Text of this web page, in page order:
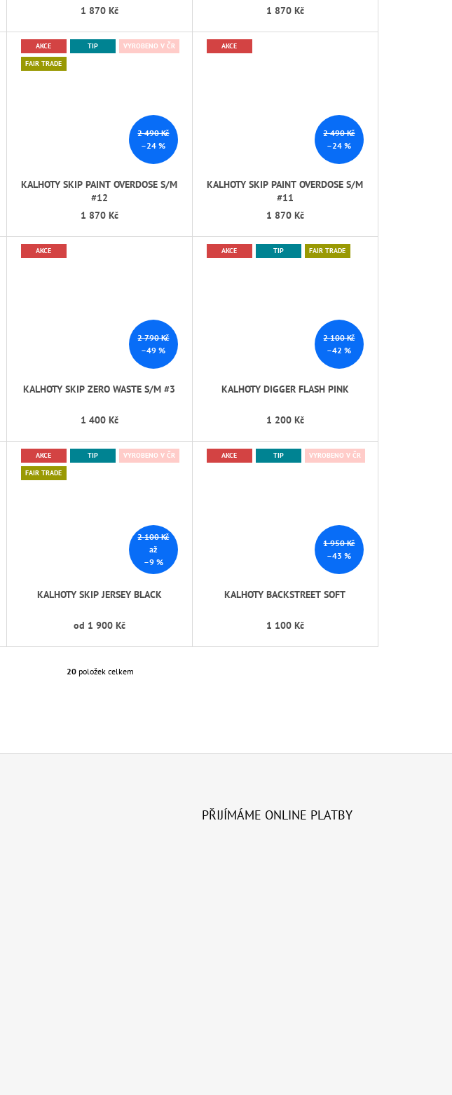
1 870 Kč
1 870 Kč
2 490 Kč
–24 %
AKCE TIP
VYROBENO V ČR
FAIR TRADE
KALHOTY SKIP PAINT OVERDOSE S/M
#12
1 870 Kč
2 490 Kč
–24 %
AKCE
KALHOTY SKIP PAINT OVERDOSE S/M
#11
1 870 Kč
2 790 Kč
–49 %
AKCE
KALHOTY SKIP ZERO WASTE S/M #3
1 400 Kč
2 100 Kč
–42 %
AKCE TIP FAIR TRADE
KALHOTY DIGGER FLASH PINK
1 200 Kč
2 100 Kč
až
–9 %
AKCE TIP
VYROBENO V ČR
FAIR TRADE
KALHOTY SKIP JERSEY BLACK
od 1 900 Kč
1 950 Kč
–43 %
AKCE TIP VYROBENO V ČR
KALHOTY BACKSTREET SOFT
1 100 Kč
O
C
20 položek celkem
PŘIJÍMÁME ONLINE PLATBY